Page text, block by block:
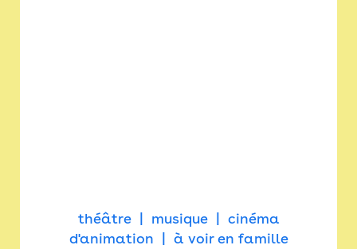
théâtre musique
cinéma
d'animation
à voir en famille